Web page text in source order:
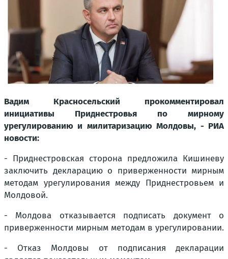
Вадим Красносельский прокомментировал
инициативы Приднестровья по мирному
урегулированию и милитаризацию Молдовы, - РИА
новости:
- Приднестровская сторона предложила Кишиневу
заключить декларацию о приверженности мирным
методам урегулирования между Приднестровьем и
Молдовой.
- Молдова отказывается подписать документ о
приверженности мирным методам в урегулировании.
- Отказ Молдовы от подписания декларации